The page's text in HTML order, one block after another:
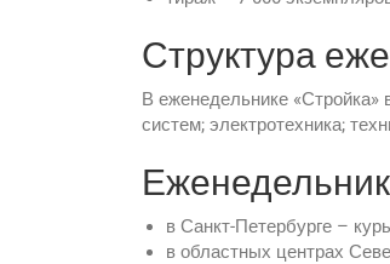
Структура
В еженедельнике
систем; электротехника;
в Санкт-Петербурге –
в областных центрах